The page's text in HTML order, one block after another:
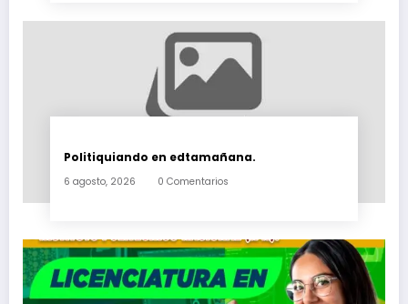
Politiquiando en edtamañana.
6 agosto, 2026 0 Comentarios